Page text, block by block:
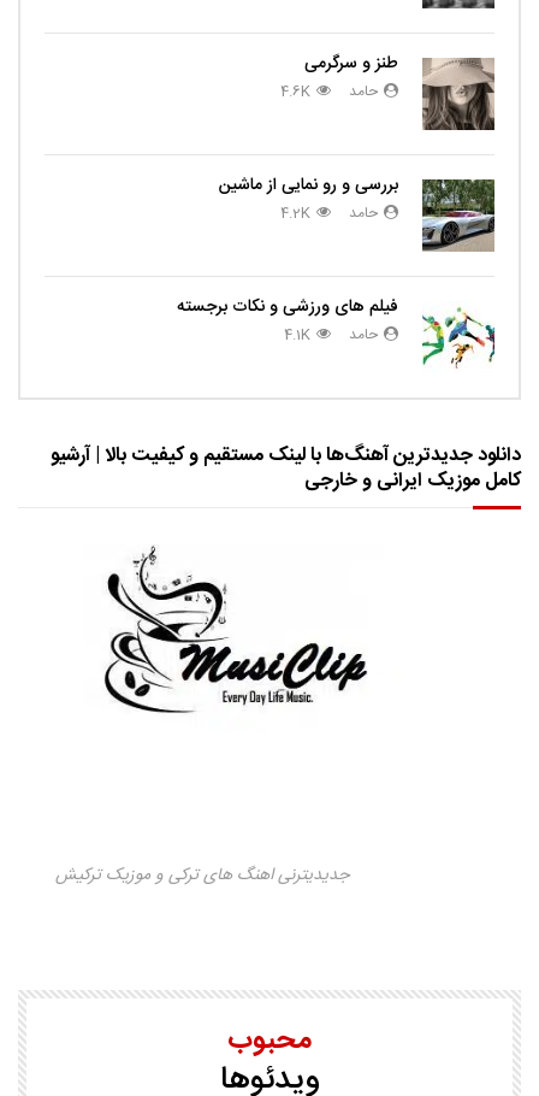
طنز و سرگرمی
حامد 4.6K
بررسی و رو نمایی از ماشین
حامد 4.2K
فیلم های ورزشی و نکات برجسته
حامد 4.1K
دانلود جدیدترین آهنگ‌ها با لینک مستقیم و کیفیت بالا | آرشیو
کامل موزیک ایرانی و خارجی
جدیدیترنی اهنگ های ترکی و موزیک ترکیش
محبوب
ویدئوها